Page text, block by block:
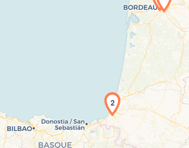
Chargement de la carte en
2